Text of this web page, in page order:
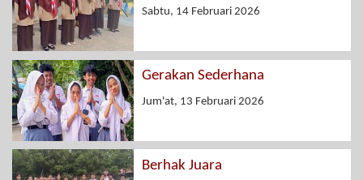
Sabtu, 14 Februari 2026
Gerakan Sederhana
Jum'at, 13 Februari 2026
Berhak Juara